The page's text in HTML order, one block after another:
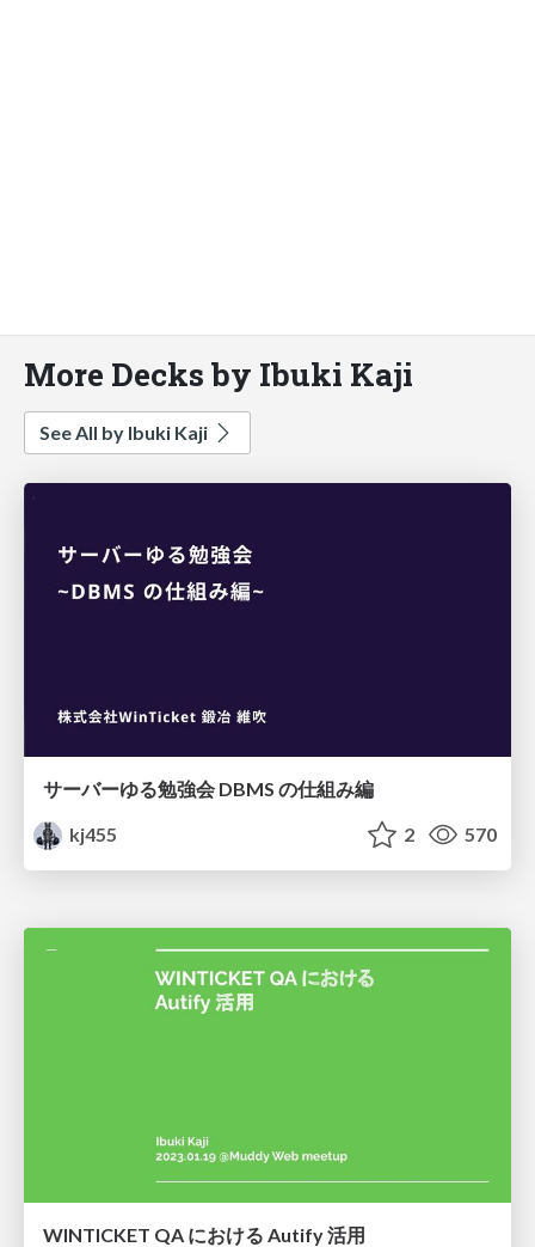
More Decks by Ibuki Kaji
See All by Ibuki Kaji
サーバーゆる勉強会 DBMS の仕組み編
kj455
2 570
WINTICKET QA における Autify 活用